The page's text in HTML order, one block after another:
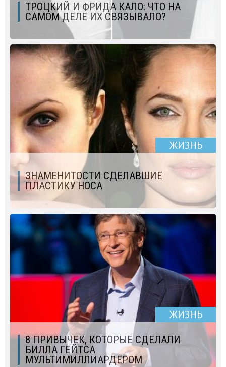
ТРОЦКИЙ И ФРИДА КАЛО: ЧТО НА
САМОМ ДЕЛЕ ИХ СВЯЗЫВАЛО?
ЖИЗНЬ
ЗНАМЕНИТОСТИ СДЕЛАВШИЕ
ПЛАСТИКУ НОСА
ЖИЗНЬ
8 ПРИВЫЧЕК, КОТОРЫЕ СДЕЛАЛИ
БИЛЛА ГЕЙТСА
МУЛЬТИМИЛЛИАРДЕРОМ